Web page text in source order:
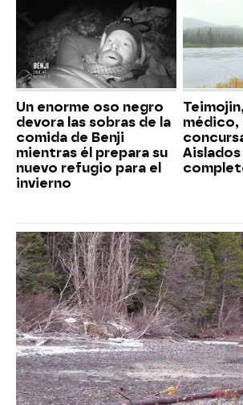
Un enorme oso negro
devora las sobras de la
comida de Benji
mientras él prepara su
nuevo refugio para el
invierno
médico,
Aislados